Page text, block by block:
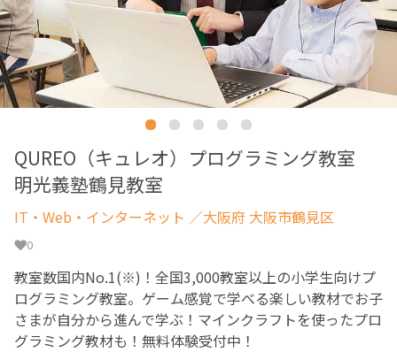
QUREO（キュレオ）プログラミング教室
明光義塾鶴見教室
IT・Web・インターネット ／大阪府 大阪市鶴見区
0
教室数国内No.1(※)！全国3,000教室以上の小学生向けプ
ログラミング教室。ゲーム感覚で学べる楽しい教材でお子
さまが自分から進んで学ぶ！マインクラフトを使ったプロ
グラミング教材も！無料体験受付中！